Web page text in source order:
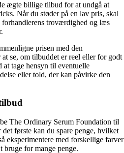
ægte billige tilbud for at undgå at
Når du støder på en lav pris, skal
troværdighed og læs
prisen med den
se, om tilbuddet er reel eller for godt
tage hensyn til eventuelle
eller told, der kan påvirke den
The Ordinary Serum Foundation til
første kan du spare penge, hvilket
eksperimentere med forskellige farver
bruge for mange penge.